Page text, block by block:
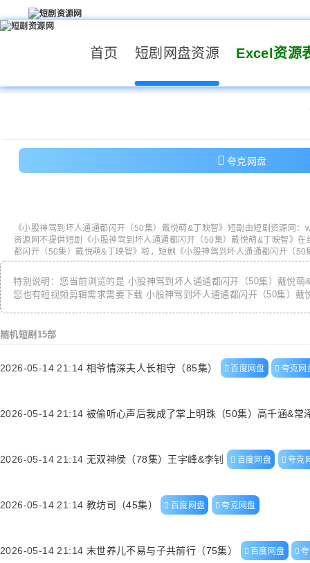
首页 短剧网盘资源 Excel资源
夸克网盘
《小股神驾到坏人通通都闪开（50集）戴悦萌&丁映智》短剧由短剧资源网 ：
资源网 不提供短剧《小股神驾到坏人通通都闪开（50集）戴悦萌&丁映智 》在
都闪开（50集）戴悦萌&丁映智》啦，短剧《小股神驾到坏人通通都闪开（50
特别说明：您当前浏览的是 小股神驾到坏人通通都闪开（50集）戴悦萌
您也有短视频剪辑需求需要下载小股神驾到坏人通通都闪开（50集）戴
随机短剧15部
2026-05-14 21:14 相爷情深夫人长相守（85集） 百度网盘 夸克网
2026-05-14 21:14 被偷听心声后我成了掌上明珠（50集）高千涵&常
2026-05-14 21:14 无双神侯（78集）王宇峰&李钊 百度网盘 夸克
2026-05-14 21:14 教坊司（45集） 百度网盘 夸克网盘
2026-05-14 21:14 末世养儿不易与子共前行（75集） 百度网盘